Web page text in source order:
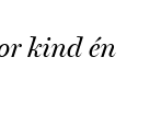
kind én